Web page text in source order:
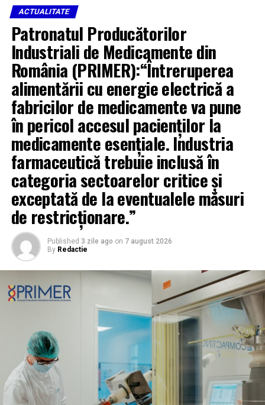
EXAMEN EVALUARE NAȚIONALĂ 2026
REZULTATE SIMULARE
SUBIECTE ROMÂNĂ
UP NEXT
Două persoane și-au pierdut viața într-un incendiu
devastator în Letea Veche
DON'T MISS
Furt de 195.000 lei la Bacău: 6 persoane reținute după
percheziții
ACTUALITATE
Patronatul Producătorilor
Industriali de Medicamente din
România (PRIMER):“Întreruperea
alimentării cu energie electrică a
fabricilor de medicamente va pune
în pericol accesul pacienților la
medicamente esențiale. Industria
farmaceutică trebuie inclusă în
categoria sectoarelor critice și
exceptată de la eventualele măsuri
de restricționare.”
Published 3 zile ago on 7 august 2026
By Redactie